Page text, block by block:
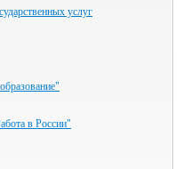
услуг
в России"